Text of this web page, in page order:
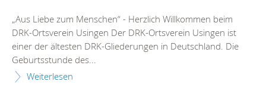
„Aus Liebe zum Menschen“ - Herzlich Willkommen beim
DRK-Ortsverein Usingen Der DRK-Ortsverein Usingen ist
einer der ältesten DRK-Gliederungen in Deutschland. Die
Geburtsstunde des...
Weiterlesen